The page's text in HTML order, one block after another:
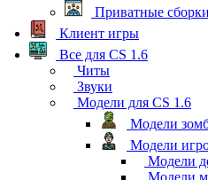
Приватные сборки
Клиент игры
Все для CS 1.6
Читы
Звуки
Модели для CS 1.6
Модели
Модели
Модели